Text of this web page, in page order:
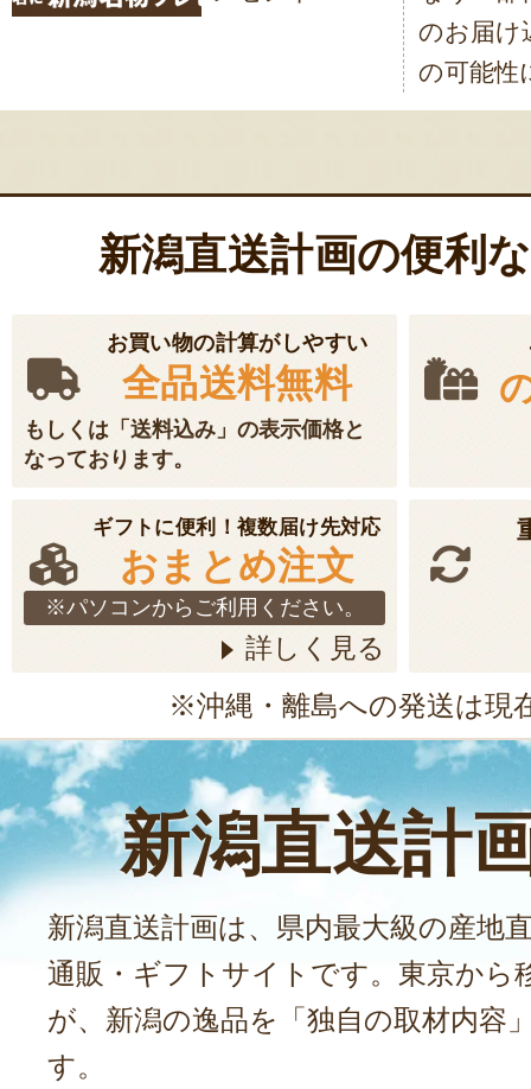
ゲ
シ
ン
のお届け
の可能性
新潟直送計画の便利
お買い物の計算がしやすい
全品送料無料
もしくは「送料込み」の表示価格と
なっております。
ギフトに便利！複数届け先対応
おまとめ注文
※パソコンからご利用ください。
詳しく見る
※沖縄・離島への発送は現
新潟直送計
新潟直送計画は、県内最大級の産地
通販・ギフトサイトです。東京から
が、新潟の逸品を「独自の取材内容
す。